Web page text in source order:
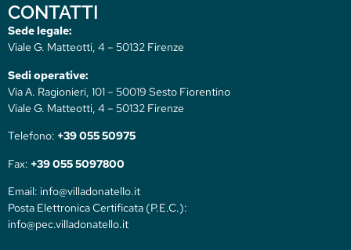
CONTATTI
Sede legale:
Viale G. Matteotti, 4 – 50132 Firenze
Sedi operative:
Via A. Ragionieri, 101 – 50019 Sesto Fiorentino
Viale G. Matteotti, 4 – 50132 Firenze
Telefono: +39 055 50975
Fax: +39 055 5097800
Email: info@villadonatello.it
Posta Elettronica Certificata (P.E.C.):
info@pec.villadonatello.it